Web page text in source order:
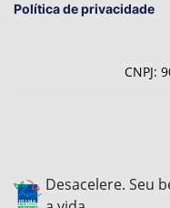
Política de privacidade
CNPJ:
Desacelere. Seu